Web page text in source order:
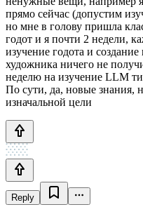
прямо сейчас (допустим
но мне в голову пришла
годот и я почти 2 недели,
изучение годота и
художника ничего не
неделю на изучение LLM
По сути, да, новые знания,
изначальной цели
Reply